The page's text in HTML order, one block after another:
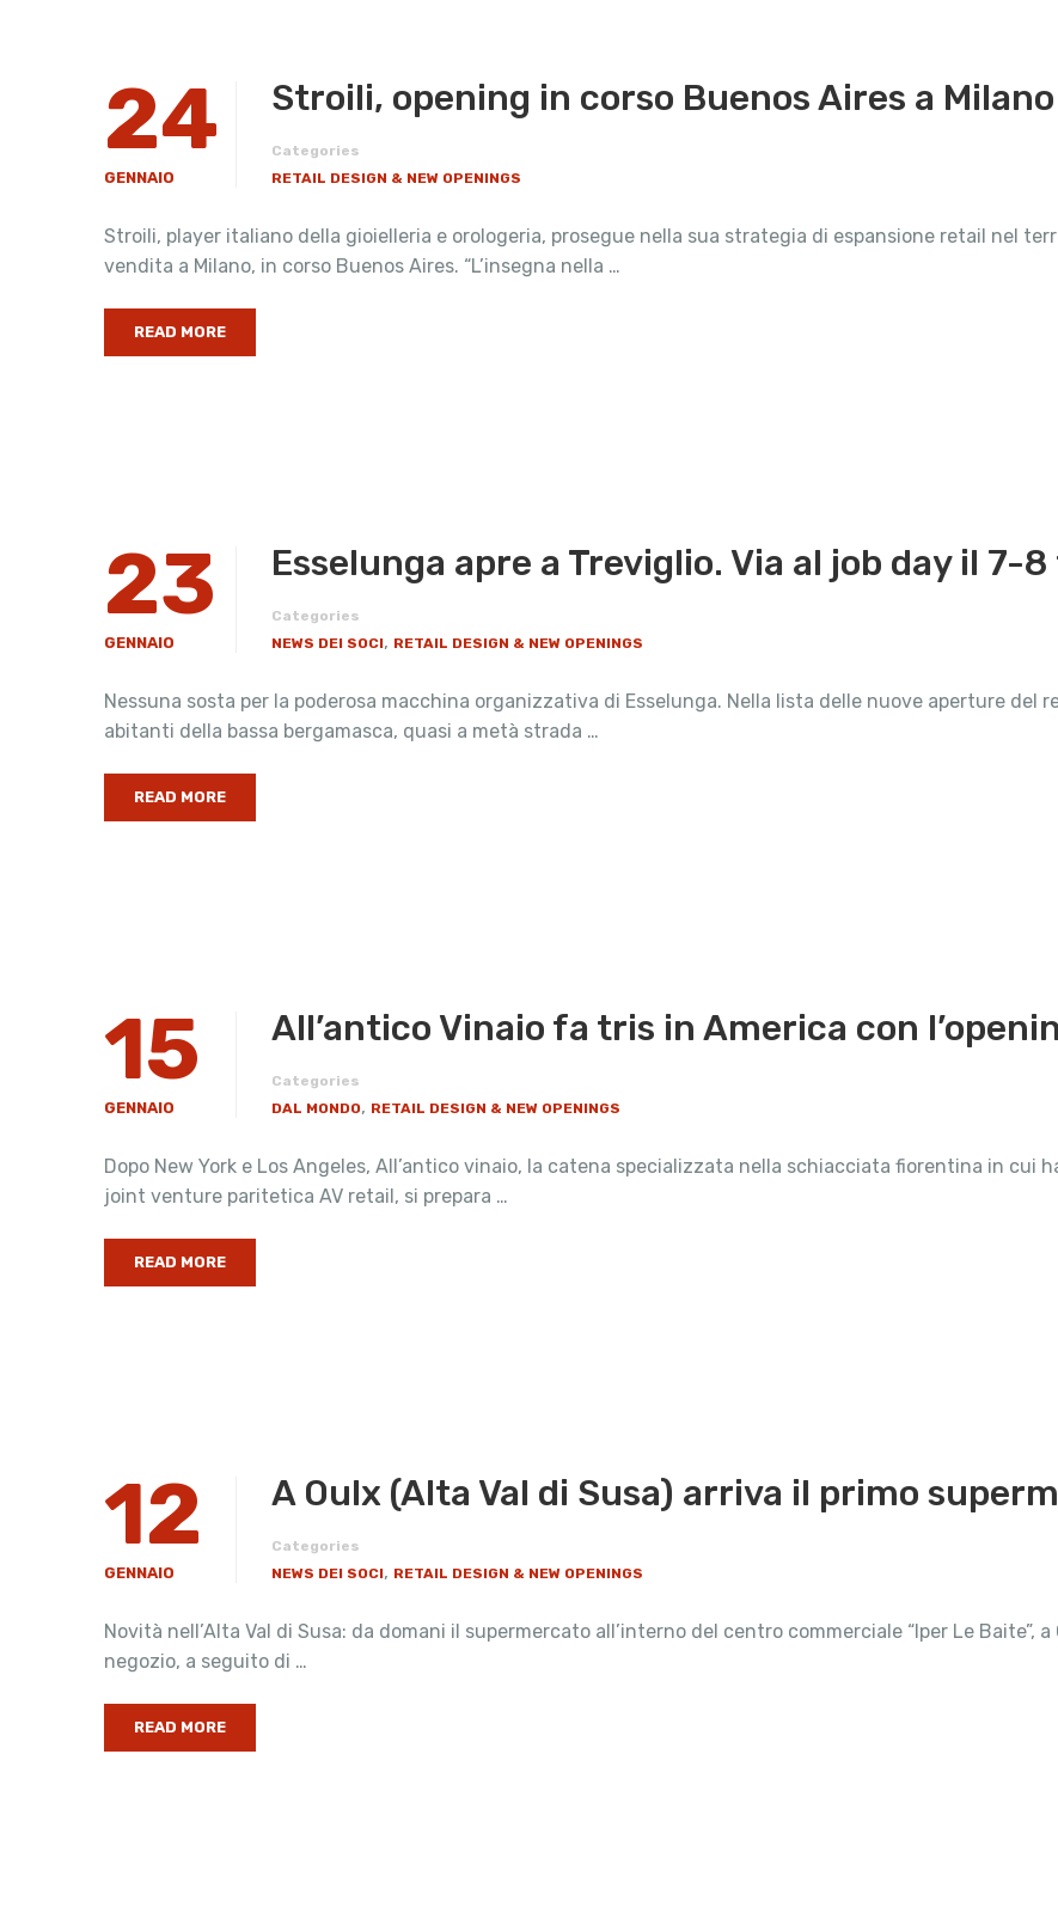
24
GENNAIO
Stroili, opening in corso Buenos Aires a Milano
Categories
RETAIL DESIGN & NEW OPENINGS
Stroili, player italiano della gioielleria e orologeria, prosegue nella sua strategia di espansione retail nel
vendita a Milano, in corso Buenos Aires. “L’insegna nella …
READ MORE
23
GENNAIO
​Esselunga apre a Treviglio. Via al job day il 7-
Categories
NEWS DEI SOCI, RETAIL DESIGN & NEW OPENINGS
Nessuna sosta per la poderosa macchina organizzativa di Esselunga. Nella lista delle nuove aperture del
abitanti della bassa bergamasca, quasi a metà strada …
READ MORE
15
GENNAIO
All’antico Vinaio fa tris in America con
Categories
DAL MONDO, RETAIL DESIGN & NEW OPENINGS
Dopo New York e Los Angeles, All’antico vinaio, la catena specializzata nella schiacciata fiorentina in cui
joint venture paritetica AV retail, si prepara …
READ MORE
12
GENNAIO
​A Oulx (Alta Val di Susa) arriva il primo
Categories
NEWS DEI SOCI, RETAIL DESIGN & NEW OPENINGS
Novità nell’Alta Val di Susa: da domani il supermercato all’interno del centro commerciale “Iper Le Baite”,
negozio, a seguito di …
READ MORE